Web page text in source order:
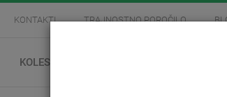
KONTAKTI TRAJNOSTNO POROČILO
KOLESARSTVO